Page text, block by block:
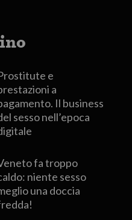
e
a
Il business
sesso nell’epoca
fa troppo
niente sesso
una doccia